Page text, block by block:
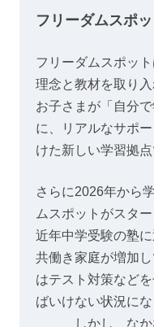
フリーダムスポ
フリーダムスポッ
理念と教材を取り
お子さまが「自分
に、リアルなサポ
けた新しい学習拠
さらに2026年から
ムスポットがスター
近年中学受験の塾
共働き家庭が増加
はテスト対策など
ばいけない状況にな
しかし、なかな